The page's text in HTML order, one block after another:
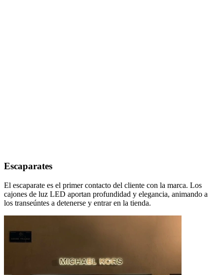
Escaparates
El escaparate es el primer contacto del cliente con la marca. Los
cajones de luz LED aportan profundidad y elegancia, animando a
los transeúntes a detenerse y entrar en la tienda.